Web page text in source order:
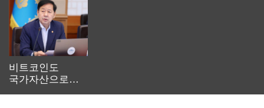
비트코인도
국가자산으로…'